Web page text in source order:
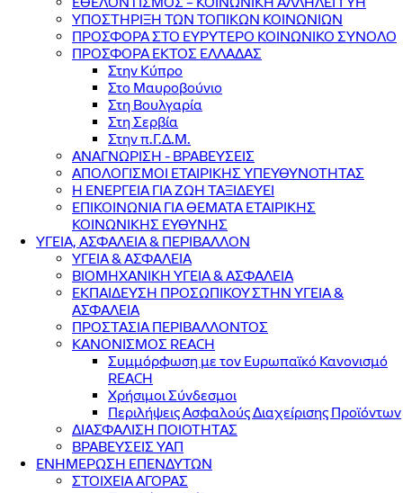
ΥΠΟΣΤΗΡΙΞΗ ΤΩΝ ΤΟΠΙΚΩΝ ΚΟΙΝΩΝΙΩΝ
ΠΡΟΣΦΟΡΑ ΣΤΟ ΕΥΡΥΤΕΡΟ ΚΟΙΝΩΝΙΚΟ ΣΥΝΟΛΟ
ΠΡΟΣΦΟΡΑ ΕΚΤΟΣ ΕΛΛΑΔΑΣ
Στην Κύπρο
Στο Μαυροβούνιο
Στη Βουλγαρία
Στη Σερβία
Στην π.Γ.Δ.Μ.
ΑΝΑΓΝΩΡΙΣΗ - ΒΡΑΒΕΥΣΕΙΣ
ΑΠΟΛΟΓΙΣΜΟΙ ΕΤΑΙΡΙΚΗΣ ΥΠΕΥΘΥΝΟΤΗΤΑΣ
Η ΕΝΕΡΓΕΙΑ ΓΙΑ ΖΩΗ ΤΑΞΙΔΕΥΕΙ
ΕΠΙΚΟΙΝΩΝΙΑ ΓΙΑ ΘΕΜΑΤΑ ΕΤΑΙΡΙΚΗΣ
ΚΟΙΝΩΝΙΚΗΣ ΕΥΘΥΝΗΣ
ΥΓΕΙΑ, ΑΣΦΑΛΕΙΑ & ΠΕΡΙΒΑΛΛΟΝ
ΥΓΕΙΑ & ΑΣΦΑΛΕΙΑ
ΒΙΟΜΗΧΑΝΙΚΗ ΥΓΕΙΑ & ΑΣΦΑΛΕΙΑ
ΕΚΠΑΙΔΕΥΣΗ ΠΡΟΣΩΠΙΚΟΥ ΣΤΗΝ ΥΓΕΙΑ &
ΑΣΦΑΛΕΙΑ
ΠΡΟΣΤΑΣΙΑ ΠΕΡΙΒΑΛΛΟΝΤΟΣ
ΚΑΝΟΝΙΣΜΟΣ REACH
Συμμόρφωση με τον Ευρωπαϊκό Κανονισμό
REACH
Χρήσιμοι Σύνδεσμοι
Περιλήψεις Ασφαλούς Διαχείρισης Προϊόντων
ΔΙΑΣΦΑΛΙΣΗ ΠΟΙΟΤΗΤΑΣ
ΒΡΑΒΕΥΣΕΙΣ ΥΑΠ
ΕΝΗΜΕΡΩΣΗ ΕΠΕΝΔΥΤΩΝ
ΣΤΟΙΧΕΙΑ ΑΓΟΡΑΣ